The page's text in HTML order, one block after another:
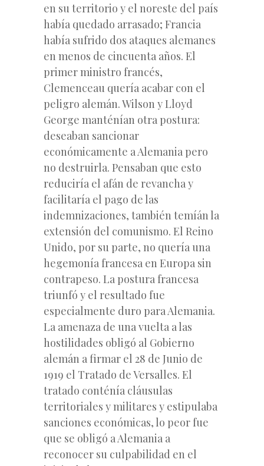
en su territorio y el noreste del país
había quedado arrasado; Francia
había sufrido dos ataques alemanes
en menos de cincuenta años. El
primer ministro francés,
Clemenceau quería acabar con el
peligro alemán. Wilson y Lloyd
George manténían otra postura:
deseaban sancionar
económicamente a Alemania pero
no destruirla. Pensaban que esto
reduciría el afán de revancha y
facilitaría el pago de las
indemnizaciones, también temíán la
extensión del comunismo. El Reino
Unido, por su parte, no quería una
hegemonía francesa en Europa sin
contrapeso. La postura francesa
triunfó y el resultado fue
especialmente duro para Alemania.
La amenaza de una vuelta a las
hostilidades obligó al Gobierno
alemán a firmar el 28 de Junio de
1919 el Tratado de Versalles. El
tratado conténía cláusulas
territoriales y militares y estipulaba
sanciones económicas, lo peor fue
que se obligó a Alemania a
reconocer su culpabilidad en el